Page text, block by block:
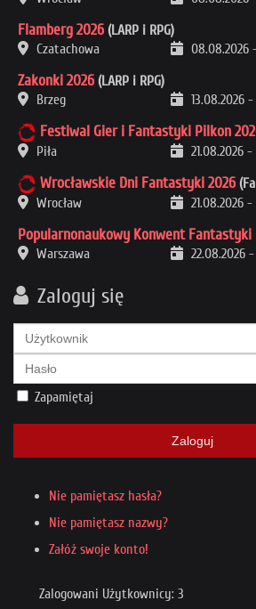
Flamberg 2026 (LARP i RPG)
Czatachowa
08.08.2026
Zakonki 2026 (LARP i RPG)
Brzeg
13.08.2026 -
Festiwal Gier i Fantastyki Pilkon
Piła
21.08.2026 -
Wrocławskie Dni Fantastyki 2026
Wrocław
21.08.2026 -
Popularnonaukowy Konwent Fantastyki
Warszawa
22.08.2026 -
Zaloguj się
Zapamiętaj
Zaloguj
Nie pamiętasz hasła?
Nie pamiętasz nazwy?
Załóż swoje konto!
Zalogowani Użytkownicy: 3